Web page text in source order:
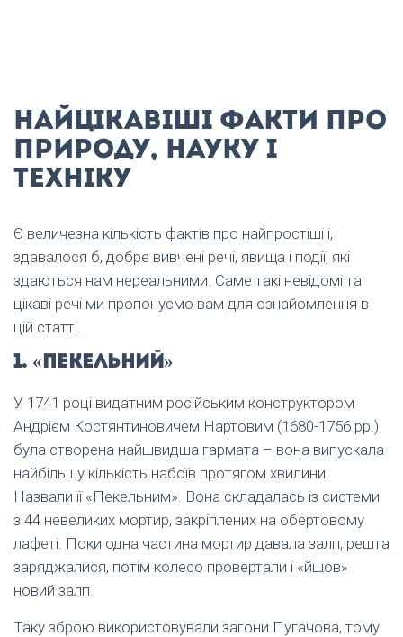
Найцікавіші факти про
природу, науку і
техніку
Є величезна кількість фактів про найпростіші і,
здавалося б, добре вивчені речі, явища і події, які
здаються нам нереальними. Саме такі невідомі та
цікаві речі ми пропонуємо вам для ознайомлення в
цій статті.
1. «Пекельний»
У 1741 році видатним російським конструктором
Андрієм Костянтиновичем Нартовим (1680-1756 рр.)
була створена найшвидша гармата – вона випускала
найбільшу кількість набоїв протягом хвилини.
Назвали її «Пекельним». Вона складалась із системи
з 44 невеликих мортир, закріплених на обертовому
лафеті. Поки одна частина мортир давала залп, решта
заряджалися, потім колесо провертали і «йшов»
новий залп.
Таку зброю використовували загони Пугачова, тому